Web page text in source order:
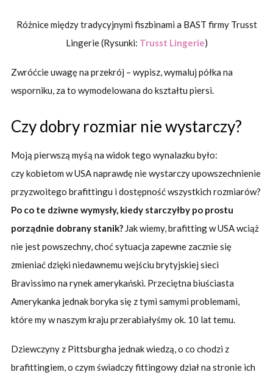
Różnice między tradycyjnymi fiszbinami a BAST firmy Trusst
Lingerie (Rysunki: Trusst Lingerie)
Zwróćcie uwagę na przekrój – wypisz, wymaluj półka na
wsporniku, za to wymodelowana do kształtu piersi.
Czy dobry rozmiar nie wystarczy?
Moją pierwszą myśą na widok tego wynalazku było:
czy kobietom w USA naprawdę nie wystarczy upowszechnienie
przyzwoitego brafittingu i dostępność wszystkich rozmiarów?
Po co te dziwne wymysły, kiedy starczyłby po prostu
porządnie dobrany stanik?Jak wiemy, brafitting w USA wciąż
nie jest powszechny, choć sytuacja zapewne zacznie się
zmieniać dzięki niedawnemu wejściu brytyjskiej sieci
Bravissimo na rynek amerykański. Przeciętna biuściasta
Amerykanka jednak boryka się z tymi samymi problemami,
które my w naszym kraju przerabiałyśmy ok. 10 lat temu.
Dziewczyny z Pittsburgha jednak wiedzą, o co chodzi z
brafittingiem, o czym świadczy fittingowy dział na stronie ich